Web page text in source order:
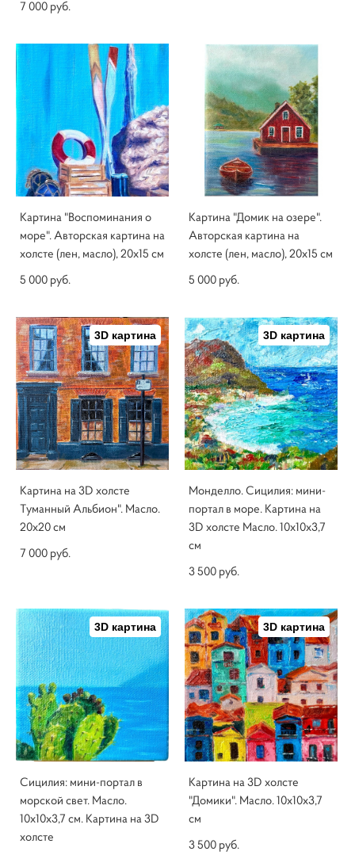
7 000 pуб.
Картина "Воспоминания о
море". Авторская картина на
холсте (лен, масло), 20х15 см
5 000 pуб.
Картина "Домик на озере".
Авторская картина на
холсте (лен, масло), 20х15 см
5 000 pуб.
3D картина
Картина на 3D холсте
Туманный Альбион". Масло.
20х20 см
7 000 pуб.
3D картина
Монделло. Сицилия: мини-
портал в море. Картина на
3D холсте Масло. 10х10х3,7
см
3 500 pуб.
3D картина
Сицилия: мини-портал в
морской свет. Масло.
10х10х3,7 см. Картина на 3D
холсте
3D картина
Картина на 3D холсте
"Домики". Масло. 10х10х3,7
см
3 500 pуб.